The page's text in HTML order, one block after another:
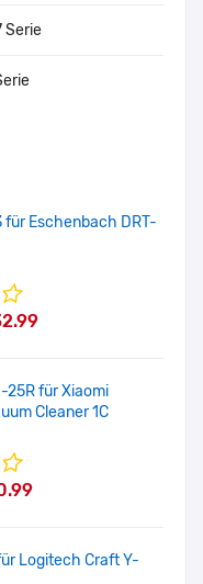
Serie
für Eschenbach DRT-
25R für Xiaomi
Cleaner 1C
Logitech Craft Y-